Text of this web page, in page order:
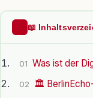
📖
01 Was ist der
02 🏛️